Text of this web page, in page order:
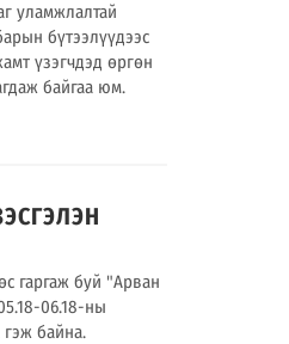
уламжлалтай
бүтээлүүдээс
үзэгчдэд өргөн
байгаа юм.
гаргаж буй "Арван
06.18-ны
гэж байна.